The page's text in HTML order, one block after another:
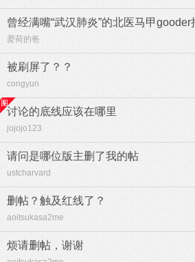
曾经满嘴“武汉肺炎”的北医马甲
爱荷的爸
被刷屏了？？
congyun
讨论的底线应该在哪里
jojojo123
请问是哪位版主删了我的帖
ustcharvard
删帖？触及红线了？
aoitsukasa2me
烦请删帖，谢谢